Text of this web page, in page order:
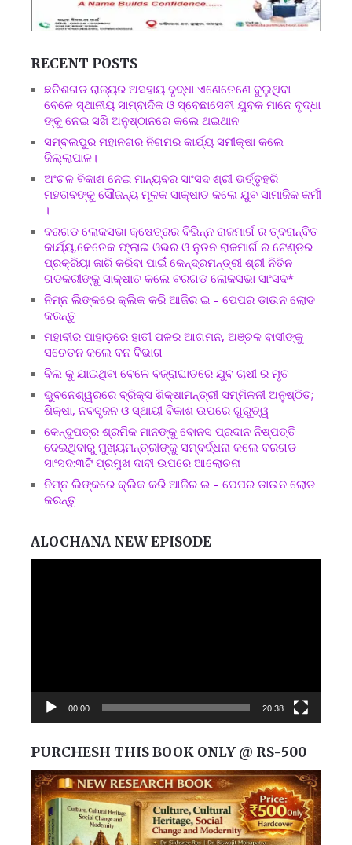
RECENT POSTS
ଛତିଶଗଡ ରାଜ୍ୟର ଅସହାୟ ବୃଦ୍ଧା ଏଣେତେଣେ ବୁଲୁଥିବା
ବେଳେ ସ୍ଥାନୀୟ ସାମ୍ବାଦିକ ଓ ସ୍ବେଛାସେବୀ ଯୁବକ ମାନେ ବୃଦ୍ଧା
ଙ୍କୁ ନେଇ ସଖି ଅନୁଷ୍ଠାନରେ କଲେ ଥଇଥାନ
ସମ୍ବଲପୁର ମହାନଗର ନିଗମର କାର୍ଯ୍ୟ ସମୀକ୍ଷା କଲେ
ଜିଲ୍ଲାପାଳ।
ଅଂଚଳ ବିକାଶ ନେଇ ମାନ୍ୟବର ସାଂସଦ ଶ୍ରୀ ଭର୍ତ୍ତୃହରି
ମହତାବଙ୍କୁ ସୌଜନ୍ୟ ମୂଳକ ସାକ୍ଷାତ କଲେ ଯୁବ ସାମାଜିକ କର୍ମୀ
।
ବରଗଡ ଲୋକସଭା କ୍ଷେତ୍ରର ବିଭିନ୍ନ ରାଜମାର୍ଗ ର ତ୍ବରାନ୍ବିତ
କାର୍ଯ୍ୟ,କେତେକ ଫ୍ଲାଇ ଓଭର ଓ ନୁତନ ରାଜମାର୍ଗ ର ଟେଣ୍ଡର
ପ୍ରକ୍ରିୟା ଜାରି କରିବା ପାଇଁ କେନ୍ଦ୍ରମନ୍ତ୍ରୀ ଶ୍ରୀ ନିତିନ
ଗଡକରୀଙ୍କୁ ସାକ୍ଷାତ କଲେ ବରଗଡ ଲୋକସଭା ସାଂସଦ*
ନିମ୍ନ ଲିଙ୍କରେ କ୍ଲିକ କରି ଆଜିର ଇ – ପେପର ଡାଉନ ଲୋଡ
କରନ୍ତୁ
ମହାବୀର ପାହାଡ଼ରେ ହାତୀ ପଳର ଆଗମନ, ଅଞ୍ଚଳ ବାସୀଙ୍କୁ
ସଚେତନ କଲେ ବନ ବିଭାଗ
ବିଲ କୁ ଯାଇଥିବା ବେଳେ ବଜ୍ରାଘାତରେ ଯୁବ ଚାଷୀ ର ମୃତ
ଭୁବନେଶ୍ୱରରେ ବ୍ରିକ୍ସ ଶିକ୍ଷାମନ୍ତ୍ରୀ ସମ୍ମିଳନୀ ଅନୁଷ୍ଠିତ;
ଶିକ୍ଷା, ନବସୃଜନ ଓ ସ୍ଥାୟୀ ବିକାଶ ଉପରେ ଗୁରୁତ୍ୱ
କେନ୍ଦୁପତ୍ର ଶ୍ରମିକ ମାନଙ୍କୁ ବୋନସ ପ୍ରଦାନ ନିଷ୍ପତ୍ତି
ଦେଇଥିବାରୁ ମୁଖ୍ୟମନ୍ତ୍ରୀଙ୍କୁ ସମ୍ବର୍ଦ୍ଧନା କଲେ ବରଗଡ
ସାଂସଦ:୩ଟି ପ୍ରମୁଖ ଦାବୀ ଉପରେ ଆଲୋଚନା
ନିମ୍ନ ଲିଙ୍କରେ କ୍ଲିକ କରି ଆଜିର ଇ – ପେପର ଡାଉନ ଲୋଡ
କରନ୍ତୁ
ALOCHANA NEW EPISODE
00:00 20:38
PURCHESH THIS BOOK ONLY @ RS-500